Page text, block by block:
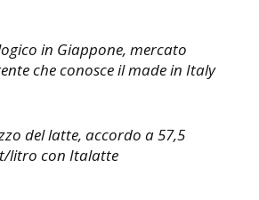
in Giappone, mercato
che conosce il made in Italy
del latte, accordo a 57,5
litro con Italatte